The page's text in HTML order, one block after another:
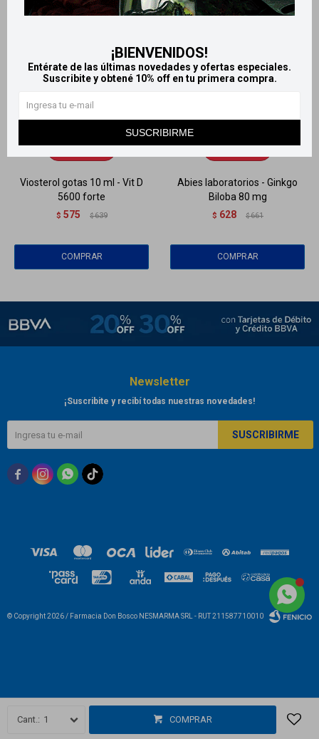
¡BIENVENIDOS!
Entérate de las últimas novedades y ofertas especiales.
Suscribite y obtené 10% off en tu primera compra.
SUSCRIBIRME
1 COMPRAR
Viosterol gotas 10 ml - Vit D
5600 forte
$ 575 $ 639
Abies laboratorios - Ginkgo
Biloba 80 mg
$ 628 $ 661
Newsletter
¡Suscribite y recibí todas nuestras novedades!
SUSCRIBIRME
  
© Copyright 2026 / Farmacia Don Bosco NESMARMA SRL - RUT 211587710010
Fenicio